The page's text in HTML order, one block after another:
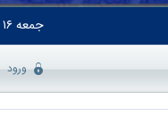
جمعه۱۶ اَمرداد ۱۴۰۵
ورود